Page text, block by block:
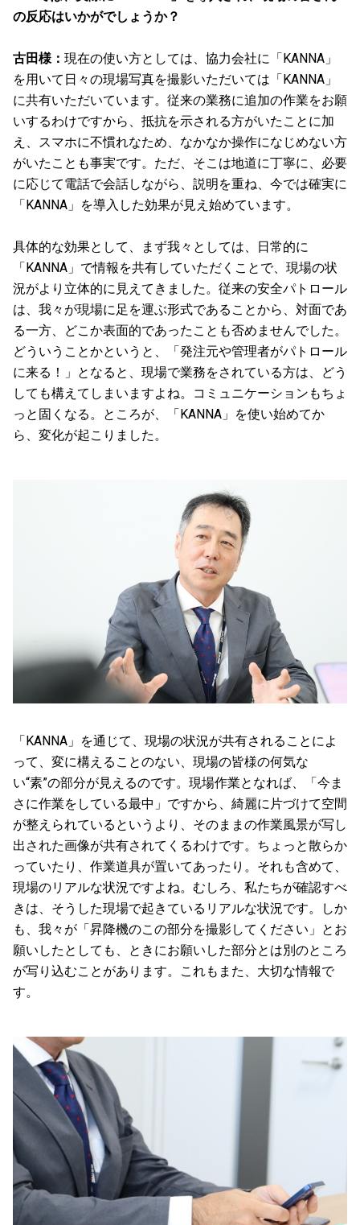
の反応はいかがでしょうか？
古田様： 現在の使い方としては、協力会社に「KANNA」
を用いて日々の現場写真を撮影いただいては「KANNA」
に共有いただいています。従来の業務に追加の作業をお願
いするわけですから、抵抗を示される方がいたことに加
え、スマホに不慣れなため、なかなか操作になじめない方
がいたことも事実です。ただ、そこは地道に丁寧に、必要
に応じて電話で会話しながら、説明を重ね、今では確実に
「KANNA」を導入した効果が見え始めています。
具体的な効果として、まず我々としては、日常的に
「KANNA」で情報を共有していただくことで、現場の状
況がより立体的に見えてきました。従来の安全パトロール
は、我々が現場に足を運ぶ形式であることから、対面であ
る一方、どこか表面的であったことも否めませんでした。
どういうことかというと、「発注元や管理者がパトロール
に来る！」となると、現場で業務をされている方は、どう
しても構えてしまいますよね。コミュニケーションもちょ
っと固くなる。ところが、「KANNA」を使い始めてか
ら、変化が起こりました。
「KANNA」を通じて、現場の状況が共有されることによ
って、変に構えることのない、現場の皆様の何気な
い“素”の部分が見えるのです。現場作業となれば、「今ま
さに作業をしている最中」ですから、綺麗に片づけて空間
が整えられているというより、そのままの作業風景が写し
出された画像が共有されてくるわけです。ちょっと散らか
っていたり、作業道具が置いてあったり。それも含めて、
現場のリアルな状況ですよね。むしろ、私たちが確認すべ
きは、そうした現場で起きているリアルな状況です。しか
も、我々が「昇降機のこの部分を撮影してください」とお
願いしたとしても、ときにお願いした部分とは別のところ
が写り込むことがあります。これもまた、大切な情報で
す。